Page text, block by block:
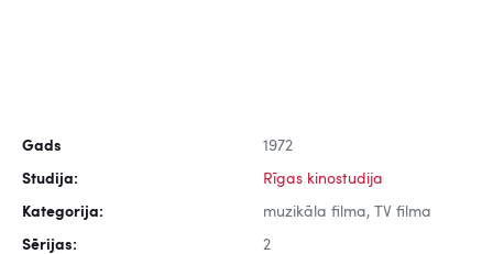
Gads 1972
Studija: Rīgas kinostudija
Kategorija: muzikāla filma, TV filma
Sērijas: 2